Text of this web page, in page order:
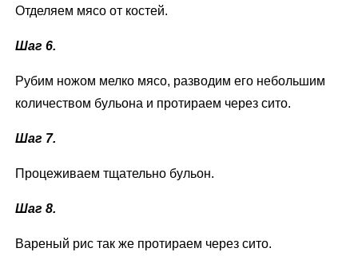
Отделяем мясо от костей.
Шаг 6.
Рубим ножом мелко мясо, разводим его небольшим
количеством бульона и протираем через сито.
Шаг 7.
Процеживаем тщательно бульон.
Шаг 8.
Вареный рис так же протираем через сито.